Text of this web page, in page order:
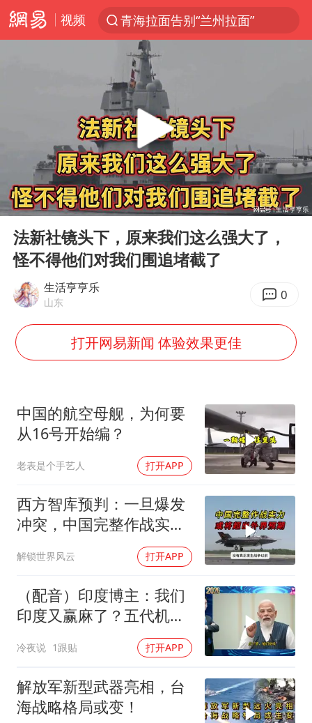
视频
青海拉面告别“兰州拉面”
U17国足三战全胜
我国编制完成新版全月地质图
台风白海豚登陆地点更新
巡查组提问 工作人员偷用手机查答案
看守所辅警收受10万获刑1年
多地要求领导干部带头休假
台风白海豚进入48小时警戒线
宇树科技发行价格150.80元/股
首次证实！“胶球”存在
中方回应是否在太平洋海底开采稀土
27岁女子成组织卖淫集团主犯被通缉
法国将禁止“未经同意的电话营销”
奋进开新局 实干挑大梁
Play
00:00 16:55
法新社镜头下，原来我们这么强大了，
怪不得他们对我们围追堵截了
生活亨亨乐
山东 0
打开网易新闻 体验效果更佳
中国的航空母舰，为何要
从16号开始编？
老表是个手艺人 打开APP
西方智库预判：一旦爆发
冲突，中国完整作战实力
解锁世界风云 打开APP
（配音）印度博主：我们
印度又赢麻了？五代机还
没搞利索，六代机标签先
贴上了，欧洲还排着队求
合作
冷夜说 1跟贴 打开APP
解放军新型武器亮相，台
海战略格局或变！